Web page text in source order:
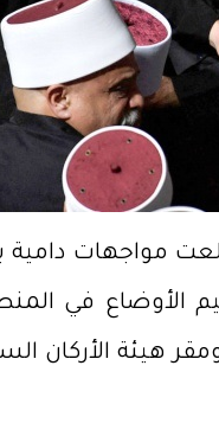
مواجهات
الأوضاع في
هيئة الأركان